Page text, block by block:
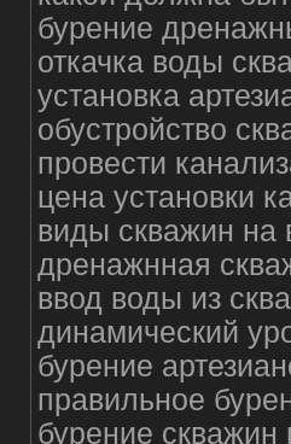
бурение
откачка воды
установка
обустройство
провести
цена установки
виды скважин на
дренажнная
ввод воды из
динамический
бурение
правильное
бурение скважин